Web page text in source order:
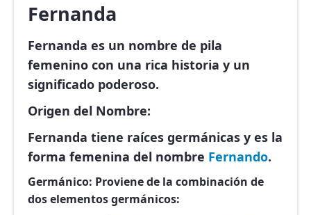
Fernanda
Fernanda es un nombre de pila
femenino con una rica historia y un
significado poderoso.
Origen del Nombre:
Fernanda tiene raíces germánicas y es la
forma femenina del nombre Fernando.
Germánico: Proviene de la combinación de
dos elementos germánicos: